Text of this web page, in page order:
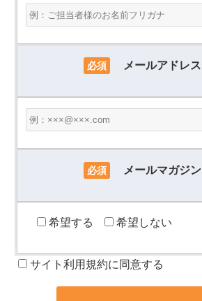
必須 メールアドレス
必須 メールマガジン
希望する 希望しない
サイト利用規約に同意する